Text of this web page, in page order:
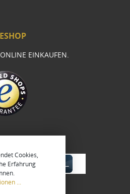
EINKAUFEN.
Cookies,
Erfahrung
...